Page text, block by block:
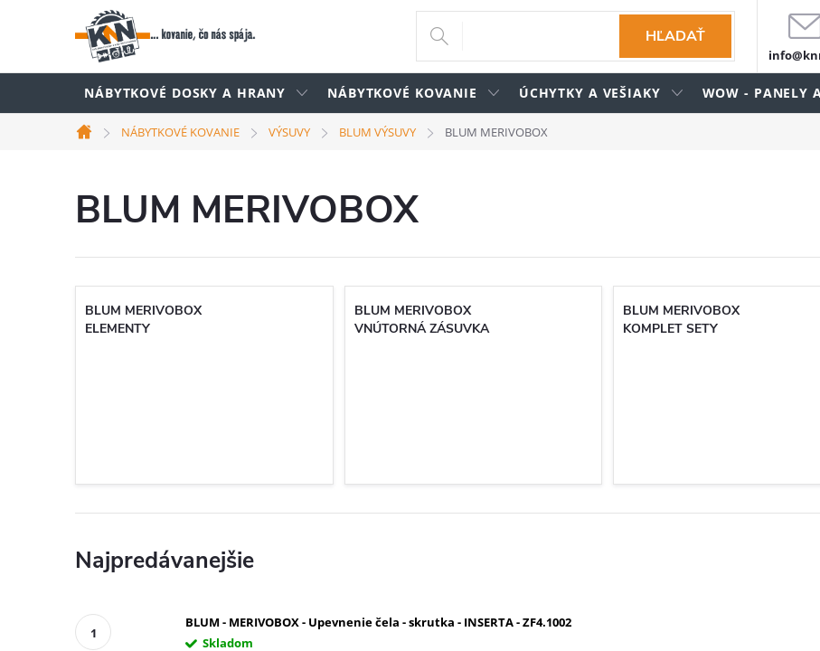
HĽADAŤ
NÁBYTKOVÉ DOSKY A HRANY NÁBYTKOVÉ KOVANIE ÚCHYTKY A VEŠIAKY WOW - PANELY
Domov
NÁBYTKOVÉ KOVANIE VÝSUVY BLUM VÝSUVY BLUM MERIVOBOX
BLUM MERIVOBOX
BLUM MERIVOBOX
ELEMENTY
BLUM MERIVOBOX
VNÚTORNÁ ZÁSUVKA
BLUM MERIVOBOX
KOMPLET SETY
Najpredávanejšie
BLUM - MERIVOBOX - Upevnenie čela - skrutka - INSERTA - ZF4.1002
Skladom